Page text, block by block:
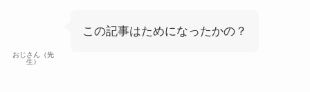
おじさん（先
生）
この記事はためになったかの？